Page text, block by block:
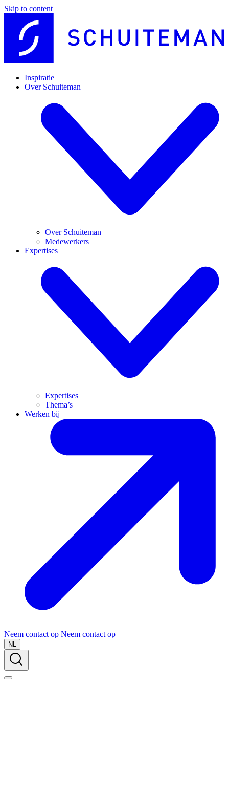
Skip to content
Inspiratie
Over Schuiteman
Over Schuiteman
Medewerkers
Expertises
Expertises
Thema’s
Werken bij
Neem contact op Neem contact op
NL